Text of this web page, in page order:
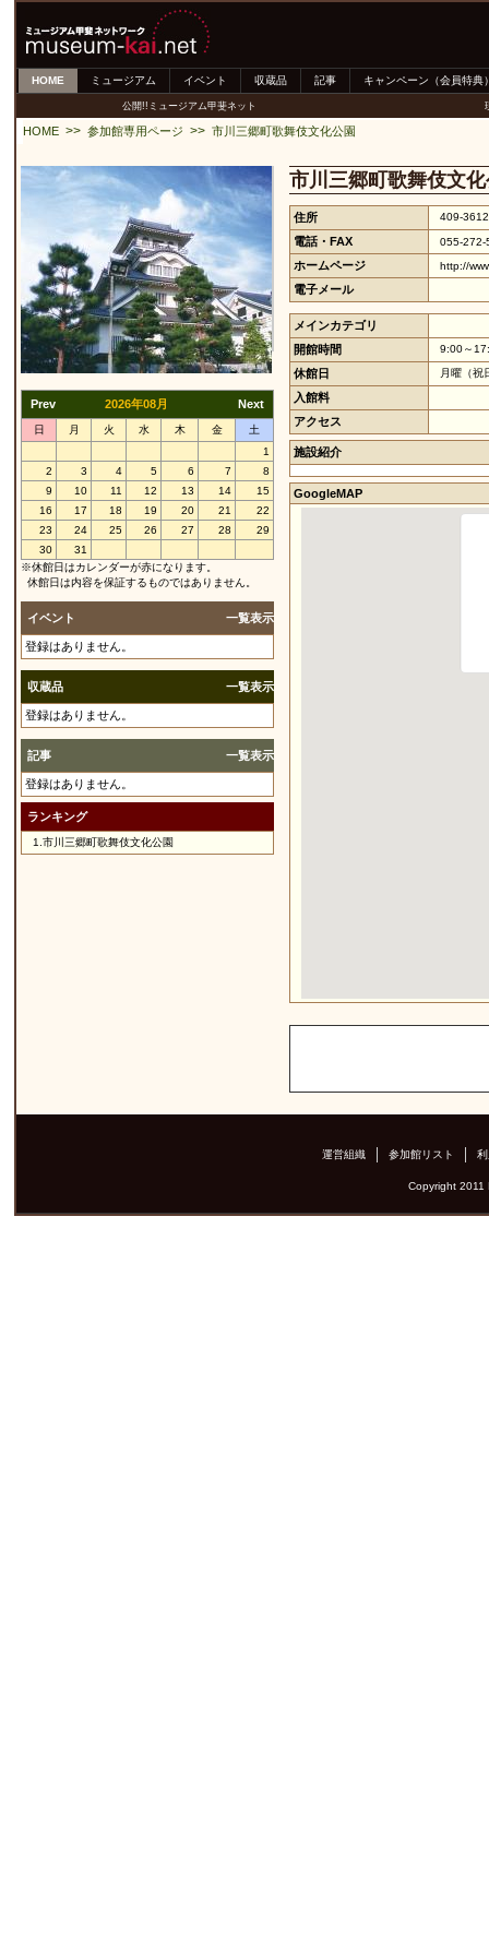
HOME ミュージアム イベント 収蔵品 記事 キャンペーン（会員特典
公開!!ミュージアム甲斐ネット
HOME >> 参加館専用ページ >> 市川三郷町歌舞伎文化公園
Prev 2026年08月 Next
日 月 火 水 木 金
土
1
2
3 4 5 6 7
8
9
10 11 12 13 14
15
16
17 18 19 20 21
22
23
24 25 26 27 28
29
30
31
※休館日はカレンダーが赤になります。
休館日は内容を保証するものではありません。
イベント 一覧表示
登録はありません。
収蔵品 一覧表示
登録はありません。
記事 一覧表示
登録はありません。
ランキング
1. 市川三郷町歌舞伎文化公園
市川三郷町歌舞伎文
住所 409-
電話・FAX 055-
ホームページ http://
電子メール
メインカテゴリ
開館時間
9:00～
休館日 月曜（祝
入館料
アクセス
施設紹介
GoogleMAP
運営組織 参加館リスト
Copyright 2011